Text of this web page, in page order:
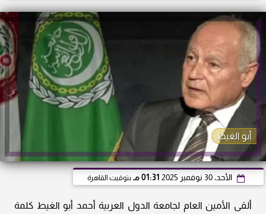
أبو الغيط
الأحد، 30 نوفمبر 2025 01:31 مـ بتوقيت القاهرة
ألقى الأمين العام لجامعة الدول العربية أحمد أبو الغيط كلمة